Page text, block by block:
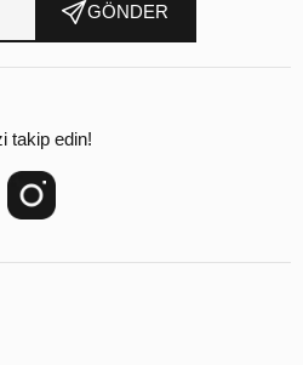
GÖNDER
takip edin!